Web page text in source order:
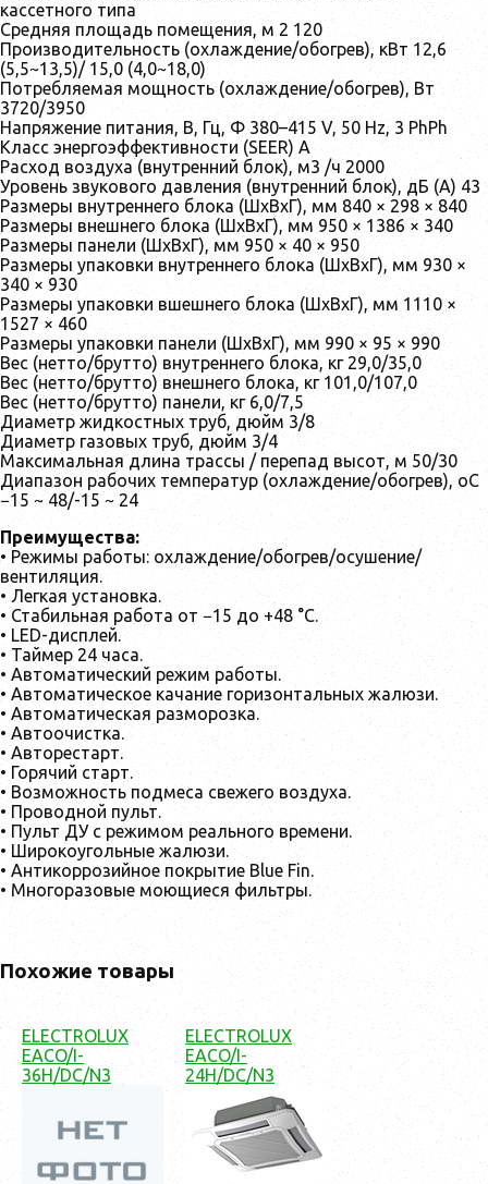
кассетного типа
Средняя площадь помещения, м 2 120
Производительность (охлаждение/обогрев), кВт 12,6
(5,5~13,5)/ 15,0 (4,0~18,0)
Потребляемая мощность (охлаждение/обогрев), Вт
3720/3950
Напряжение питания, В, Гц, Ф 380–415 V, 50 Hz, 3 PhPh
Класс энергоэффективности (SEER) A
Расход воздуха (внутренний блок), м3 /ч 2000
Уровень звукового давления (внутренний блок), дБ (А) 43
Размеры внутреннего блока (ШхВхГ), мм 840 × 298 × 840
Размеры внешнего блока (ШхВхГ), мм 950 × 1386 × 340
Размеры панели (ШхВхГ), мм 950 × 40 × 950
Размеры упаковки внутреннего блока (ШхВхГ), мм 930 ×
340 × 930
Размеры упаковки вшешнего блока (ШхВхГ), мм 1110 ×
1527 × 460
Размеры упаковки панели (ШхВхГ), мм 990 × 95 × 990
Вес (нетто/брутто) внутреннего блока, кг 29,0/35,0
Вес (нетто/брутто) внешнего блока, кг 101,0/107,0
Вес (нетто/брутто) панели, кг 6,0/7,5
Диаметр жидкостных труб, дюйм 3/8
Диаметр газовых труб, дюйм 3/4
Максимальная длина трассы / перепад высот, м 50/30
Диапазон рабочих температур (охлаждение/обогрев), оС
−15 ~ 48/-15 ~ 24
Преимущества:
• Режимы работы: охлаждение/обогрев/осушение/
вентиляция.
• Легкая установка.
• Стабильная работа от −15 до +48 °C.
• LED-дисплей.
• Таймер 24 часа.
• Автоматический режим работы.
• Автоматическое качание горизонтальных жалюзи.
• Автоматическая разморозка.
• Автоочистка.
• Авторестарт.
• Горячий старт.
• Возможность подмеса свежего воздуха.
• Проводной пульт.
• Пульт ДУ с режимом реального времени.
• Широкоугольные жалюзи.
• Антикоррозийное покрытие Blue Fin.
• Многоразовые моющиеся фильтры.
Похожие товары
ELECTROLUX
EACO/I-
36H/DC/N3
ELECTROLUX
EACO/I-
24H/DC/N3